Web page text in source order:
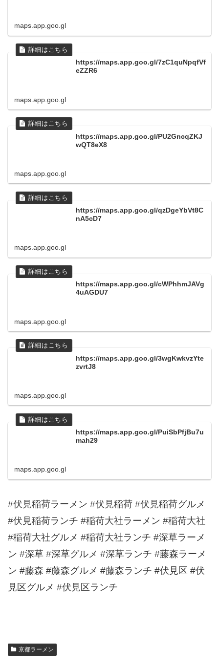
maps.app.goo.gl
https://maps.app.goo.gl/7zC1quNpqfVf
eZZR6
maps.app.goo.gl
https://maps.app.goo.gl/PU2GncqZKJ
wQT8eX8
maps.app.goo.gl
https://maps.app.goo.gl/qzDgeYbVt8C
nA5cD7
maps.app.goo.gl
https://maps.app.goo.gl/cWPhhmJAVg
4uAGDU7
maps.app.goo.gl
https://maps.app.goo.gl/3wgKwkvzYte
zvrtJ8
maps.app.goo.gl
https://maps.app.goo.gl/PuiSbPfjBu7u
mah29
maps.app.goo.gl
#伏見稲荷ラーメン #伏見稲荷 #伏見稲荷グルメ
#伏見稲荷ランチ #稲荷大社ラーメン #稲荷大社
#稲荷大社グルメ #稲荷大社ランチ #深草ラーメ
ン #深草 #深草グルメ #深草ランチ #藤森ラーメ
ン #藤森 #藤森グルメ #藤森ランチ #伏見区 #伏
見区グルメ #伏見区ランチ
京都ラーメン